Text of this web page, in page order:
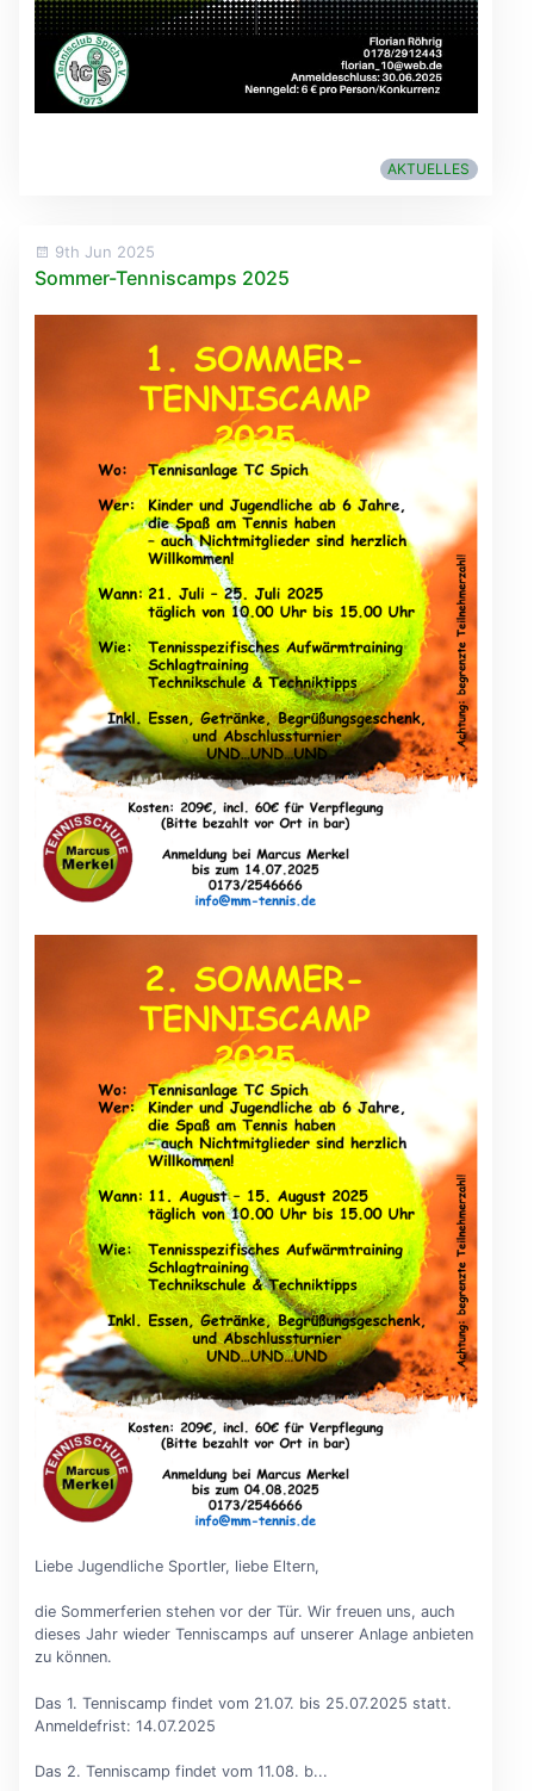
AKTUELLES
9th Jun 2025
Sommer-Tenniscamps 2025
Liebe Jugendliche Sportler, liebe Eltern,
die Sommerferien stehen vor der Tür. Wir freuen uns, auch
dieses Jahr wieder Tenniscamps auf unserer Anlage anbieten
zu können.
Das 1. Tenniscamp findet vom 21.07. bis 25.07.2025 statt.
Anmeldefrist: 14.07.2025
Das 2. Tenniscamp findet vom 11.08. b...